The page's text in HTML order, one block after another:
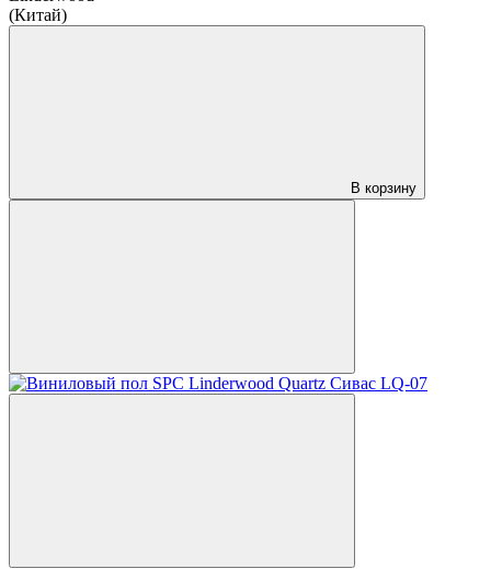
(Китай)
В корзину